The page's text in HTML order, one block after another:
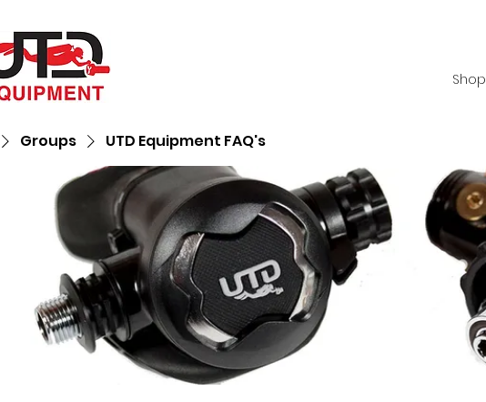
Shop
Groups UTD Equipment FAQ's